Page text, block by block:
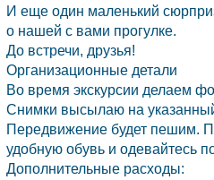
И еще один маленький
о нашей с вами прогулке.
До встречи, друзья!
Организационные детали
Во время экскурсии делаем
Снимки высылаю на
Передвижение будет пешим.
удобную обувь и одевайтесь
Дополнительные расходы: